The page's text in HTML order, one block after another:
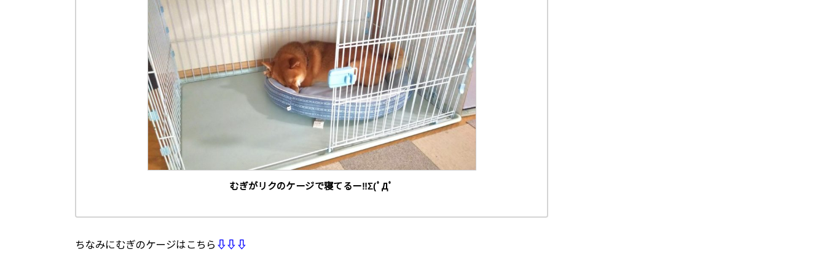
むぎがリクのケージで寝てるー‼Σ(ﾟДﾟ
ちなみにむぎのケージはこちら ⇩⇩⇩